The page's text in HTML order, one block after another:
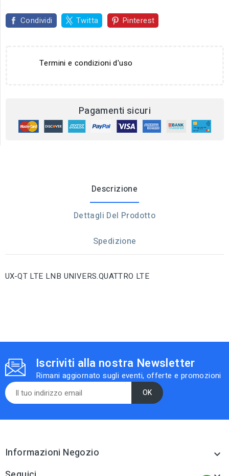
Condividi Twitta Pinterest
Termini e condizioni d'uso
Pagamenti sicuri
Descrizione
Dettagli Del Prodotto
Spedizione
UX-QT LTE LNB UNIVERS.QUATTRO LTE
Iscriviti alla nostra Newsletter
Rimani aggiornato sugli eventi, offerte e promozioni
Informazioni Negozio 